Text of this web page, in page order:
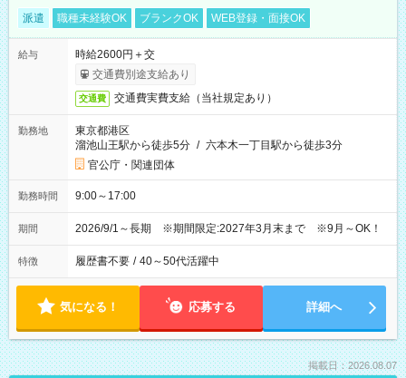
派遣 職種未経験OK ブランクOK WEB登録・面接OK
給与
時給2600円＋交
交通費別途支給あり
交通費 交通費実費支給（当社規定あり）
勤務地
東京都港区
溜池山王駅から徒歩5分 / 六本木一丁目駅から徒歩3分
官公庁・関連団体
勤務時間 9:00～17:00
期間 2026/9/1～長期 ※期間限定:2027年3月末まで ※9月～OK！
特徴 履歴書不要 / 40～50代活躍中
気になる！ 応募する 詳細へ
掲載日：2026.08.07